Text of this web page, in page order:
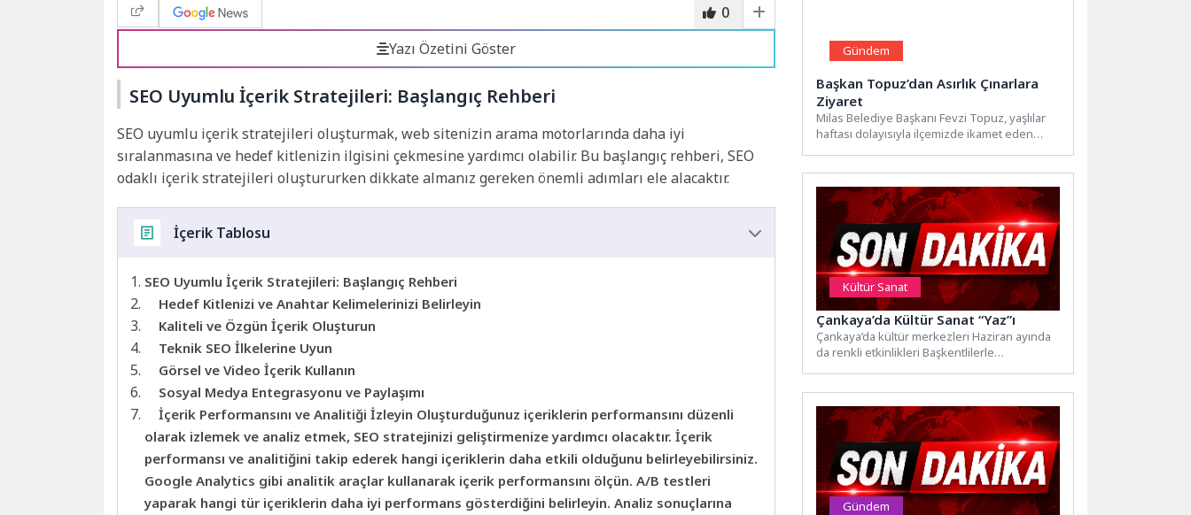
0
Yazı Özetini Göster
SEO Uyumlu İçerik Stratejileri: Başlangıç Rehberi
SEO uyumlu içerik stratejileri oluşturmak, web sitenizin arama motorlarında daha iyi
sıralanmasına ve hedef kitlenizin ilgisini çekmesine yardımcı olabilir. Bu başlangıç rehberi, SEO
odaklı içerik stratejileri oluştururken dikkate almanız gereken önemli adımları ele alacaktır.
İçerik Tablosu
SEO Uyumlu İçerik Stratejileri: Başlangıç Rehberi
Hedef Kitlenizi ve Anahtar Kelimelerinizi Belirleyin
Kaliteli ve Özgün İçerik Oluşturun
Teknik SEO İlkelerine Uyun
Görsel ve Video İçerik Kullanın
Sosyal Medya Entegrasyonu ve Paylaşımı
İçerik Performansını ve Analitiği İzleyin Oluşturduğunuz içeriklerin performansını düzenli
olarak izlemek ve analiz etmek, SEO stratejinizi geliştirmenize yardımcı olacaktır. İçerik
performansı ve analitiğini takip ederek hangi içeriklerin daha etkili olduğunu belirleyebilirsiniz.
Google Analytics gibi analitik araçlar kullanarak içerik performansını ölçün. A/B testleri
yaparak hangi tür içeriklerin daha iyi performans gösterdiğini belirleyin. Analiz sonuçlarına
Gündem
Başkan Topuz’dan Asırlık Çınarlara
Ziyaret
Milas Belediye Başkanı Fevzi Topuz, yaşlılar
haftası dolayısıyla ilçemizde ikamet eden
Kültür Sanat
Çankaya’da Kültür Sanat “Yaz”ı
Çankaya’da kültür merkezleri Haziran ayında
da renkli etkinlikleri Başkentlilerle
Gündem